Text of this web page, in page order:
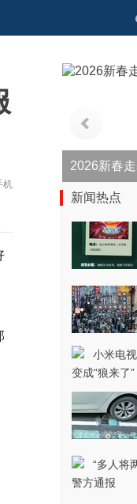
机
青春逐梦
新闻热点
小米电
变成“狼来了”
“多人将
警方通报